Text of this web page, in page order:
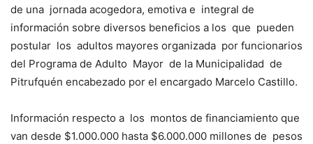
de una jornada acogedora, emotiva e integral de
información sobre diversos beneficios a los que pueden
postular los adultos mayores organizada por funcionarios
del Programa de Adulto Mayor de la Municipalidad de
Pitrufquén encabezado por el encargado Marcelo Castillo.
Información respecto a los montos de financiamiento que
van desde $1.000.000 hasta $6.000.000 millones de pesos